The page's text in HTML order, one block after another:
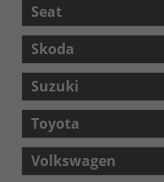
Seat
Skoda
Suzuki
Toyota
Volkswagen